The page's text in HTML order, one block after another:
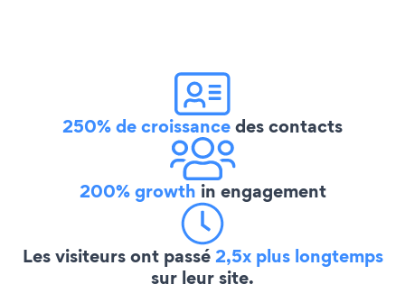
250% de croissancedes contacts
200% growth in engagement
Les visiteurs ont passé2,5x plus longtemps
sur leur site.